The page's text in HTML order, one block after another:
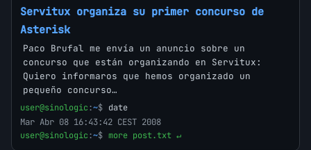
Servitux organiza su primer concurso de
Asterisk
Paco Brufal me envía un anuncio sobre un
concurso que están organizando en Servitux:
Quiero informaros que hemos organizado un
pequeño concurso…
user@sinologic:~$ date
Mar Abr 08 16:43:42 CEST 2008
user@sinologic:~$ more post.txt ↵